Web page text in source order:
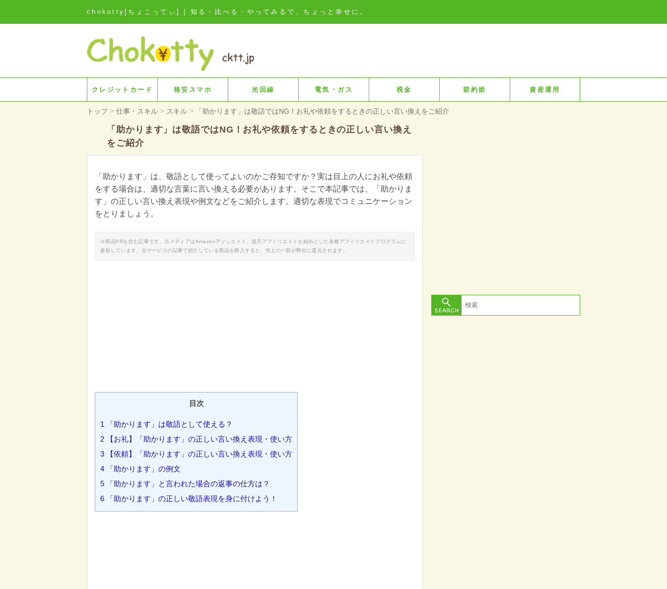
chokotty[ちょこってぃ] | 知る・比べる・やってみるで、ちょっと幸せに。
クレジットカード 格安スマホ 光回線 電気・ガス 税金 節約術 資産運用
トップ > 仕事・スキル > スキル > 「助かります」は敬語ではNG！お礼や依頼をするときの正しい言い換えをご紹介
「助かります」は敬語ではNG！お礼や依頼をするときの正しい言い換え
をご紹介
「助かります」は、敬語として使ってよいのかご存知ですか？実は目上の人にお礼や依頼
をする場合は、適切な言葉に言い換える必要があります。そこで本記事では、「助かりま
す」の正しい言い換え表現や例文などをご紹介します。適切な表現でコミュニケーション
をとりましょう。
※商品PRを含む記事です。当メディアはAmazonアソシエイト、楽天アフィリエイトを始めとした各種アフィリエイトプログラムに
参加しています。当サービスの記事で紹介している商品を購入すると、売上の一部が弊社に還元されます。
目次
1 「助かります」は敬語として使える？
2 【お礼】「助かります」の正しい言い換え表現・使い方
3 【依頼】「助かります」の正しい言い換え表現・使い方
4 「助かります」の例文
5 「助かります」と言われた場合の返事の仕方は？
6 「助かります」の正しい敬語表現を身に付けよう！